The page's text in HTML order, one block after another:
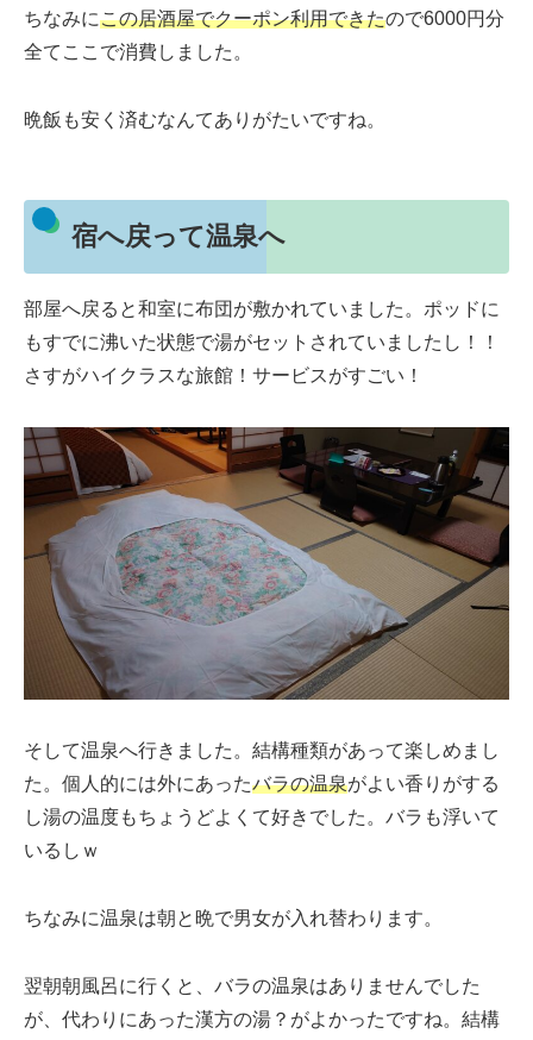
ちなみにこの居酒屋でクーポン利用できたので6000円分
全てここで消費しました。
晩飯も安く済むなんてありがたいですね。
宿へ戻って温泉へ
部屋へ戻ると和室に布団が敷かれていました。ポッドに
もすでに沸いた状態で湯がセットされていましたし！！
さすがハイクラスな旅館！サービスがすごい！
そして温泉へ行きました。結構種類があって楽しめまし
た。個人的には外にあったバラの温泉がよい香りがする
し湯の温度もちょうどよくて好きでした。バラも浮いて
いるしｗ
ちなみに温泉は朝と晩で男女が入れ替わります。
翌朝朝風呂に行くと、バラの温泉はありませんでした
が、代わりにあった漢方の湯？がよかったですね。結構